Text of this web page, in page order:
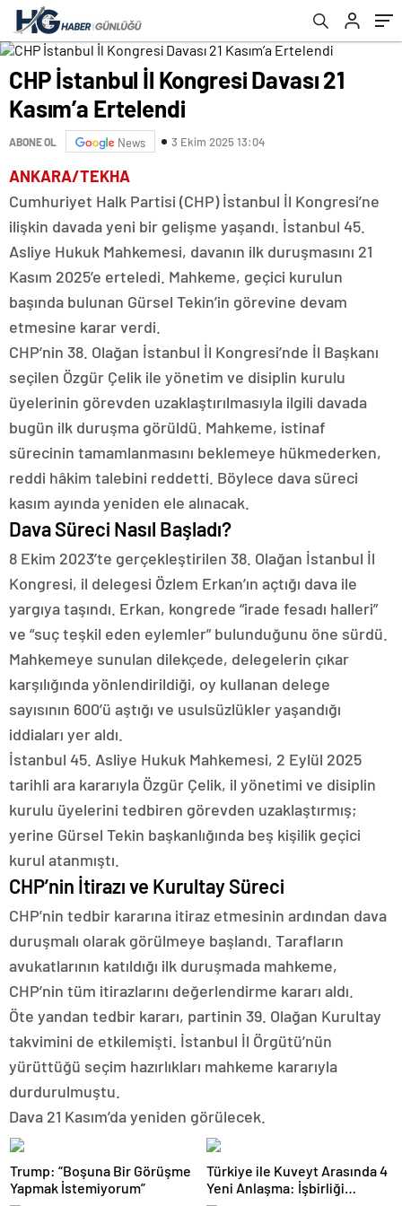
CHP İstanbul İl Kongresi Davası 21
Kasım’a Ertelendi
ABONE OL News 3 Ekim 2025 13:04
ANKARA/TEKHA
Cumhuriyet Halk Partisi (CHP) İstanbul İl Kongresi’ne
ilişkin davada yeni bir gelişme yaşandı. İstanbul 45.
Asliye Hukuk Mahkemesi, davanın ilk duruşmasını 21
Kasım 2025’e erteledi. Mahkeme, geçici kurulun
başında bulunan Gürsel Tekin’in görevine devam
etmesine karar verdi.
CHP’nin 38. Olağan İstanbul İl Kongresi’nde İl Başkanı
seçilen Özgür Çelik ile yönetim ve disiplin kurulu
üyelerinin görevden uzaklaştırılmasıyla ilgili davada
bugün ilk duruşma görüldü. Mahkeme, istinaf
sürecinin tamamlanmasını beklemeye hükmederken,
reddi hâkim talebini reddetti. Böylece dava süreci
kasım ayında yeniden ele alınacak.
Dava Süreci Nasıl Başladı?
8 Ekim 2023’te gerçekleştirilen 38. Olağan İstanbul İl
Kongresi, il delegesi Özlem Erkan’ın açtığı dava ile
yargıya taşındı. Erkan, kongrede “irade fesadı halleri”
ve “suç teşkil eden eylemler” bulunduğunu öne sürdü.
Mahkemeye sunulan dilekçede, delegelerin çıkar
karşılığında yönlendirildiği, oy kullanan delege
sayısının 600’ü aştığı ve usulsüzlükler yaşandığı
iddiaları yer aldı.
İstanbul 45. Asliye Hukuk Mahkemesi, 2 Eylül 2025
tarihli ara kararıyla Özgür Çelik, il yönetimi ve disiplin
kurulu üyelerini tedbiren görevden uzaklaştırmış;
yerine Gürsel Tekin başkanlığında beş kişilik geçici
kurul atanmıştı.
CHP’nin İtirazı ve Kurultay Süreci
CHP’nin tedbir kararına itiraz etmesinin ardından dava
duruşmalı olarak görülmeye başlandı. Tarafların
avukatlarının katıldığı ilk duruşmada mahkeme,
CHP’nin tüm itirazlarını değerlendirme kararı aldı.
Öte yandan tedbir kararı, partinin 39. Olağan Kurultay
takvimini de etkilemişti. İstanbul İl Örgütü’nün
yürüttüğü seçim hazırlıkları mahkeme kararıyla
durdurulmuştu.
Dava 21 Kasım’da yeniden görülecek.
Trump: “Boşuna Bir Görüşme
Yapmak İstemiyorum”
Türkiye ile Kuveyt Arasında 4
Yeni Anlaşma: İşbirliği